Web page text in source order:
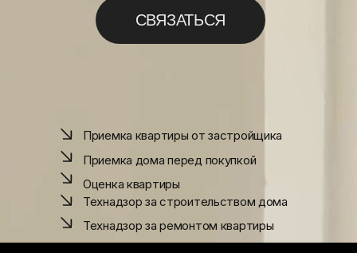
СВЯЗАТЬСЯ
Приемка квартиры от застройщика
Приемка дома перед покупкой
Оценка квартиры
Технадзор за строительством дома
Технадзор за ремонтом квартиры
УСЛУГИ
Проверка оконных и дверных
ПРИЕМКА
КВАРТИРЫ ОТ
ЗАСТРОЙЩИКА